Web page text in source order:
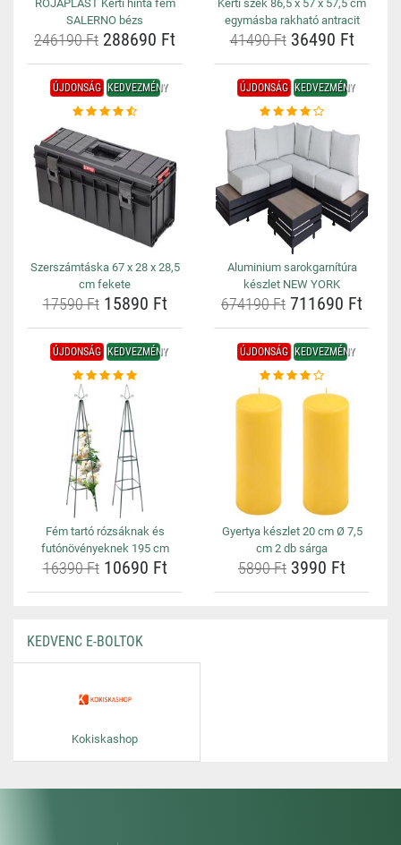
ROJAPLAST Kerti hinta fém
SALERNO bézs
246190 Ft 288690 Ft
Kerti szék 86,5 x 57 x 57,5 cm
egymásba rakható antracit
41490 Ft36490 Ft
ÚJDONSÁG KEDVEZMÉNY
Szerszámtáska 67 x 28 x 28,5
cm fekete
17590 Ft15890 Ft
ÚJDONSÁG KEDVEZMÉNY
Aluminium sarokgarnítúra
készlet NEW YORK
674190 Ft 711690 Ft
ÚJDONSÁG KEDVEZMÉNY
Fém tartó rózsáknak és
futónövényeknek 195 cm
16390 Ft10690 Ft
ÚJDONSÁG KEDVEZMÉNY
Gyertya készlet 20 cm Ø 7,5
cm 2 db sárga
5890 Ft 3990 Ft
KEDVENC E-BOLTOK
Kokiskashop